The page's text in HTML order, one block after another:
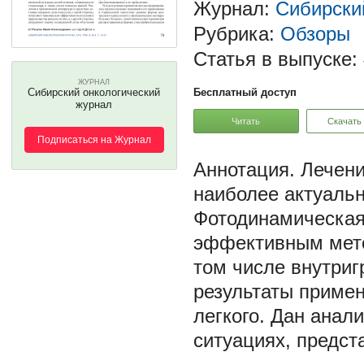
ЖУРНАЛ
Сибирский онкологический
журнал
Подписаться на Журнал
Журнал:
Рубрика: Обзоры
Статья в выпуске:
Бесплатный доступ
Читать Скачать
наиболее
эффективным
том числе
результаты
легкого. Дан
ситуациях,